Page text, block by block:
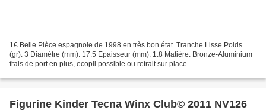
1€ Belle Pièce espagnole de 1998 en très bon état. Tranche Lisse Poids
(gr): 3 Diamètre (mm): 17.5 Epaisseur (mm): 1.8 Matière: Bronze-Aluminium
frais de port en plus, ecopli possible ou retrait sur place.
Figurine Kinder Tecna Winx Club© 2011 NV126